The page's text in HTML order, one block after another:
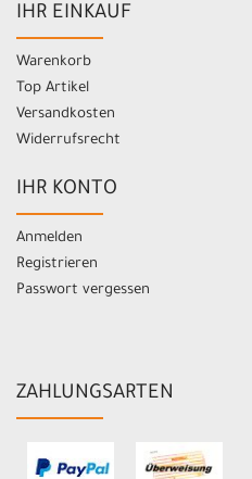
IHR EINKAUF
Warenkorb
Top Artikel
Versandkosten
Widerrufsrecht
IHR KONTO
Anmelden
Registrieren
Passwort vergessen
ZAHLUNGSARTEN